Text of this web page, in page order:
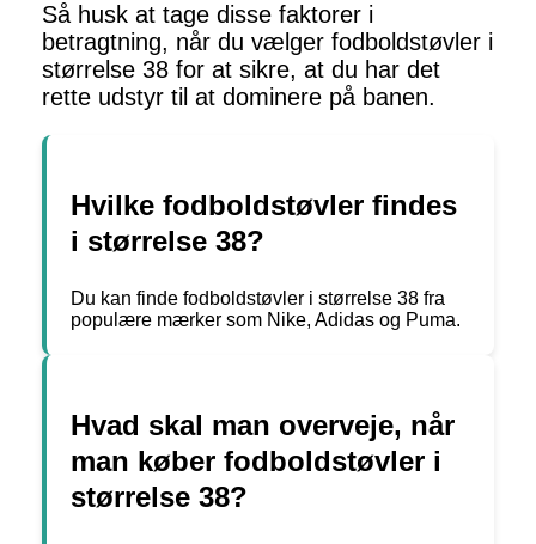
Så husk at tage disse faktorer i
betragtning, når du vælger fodboldstøvler i
størrelse 38 for at sikre, at du har det
rette udstyr til at dominere på banen.
Hvilke fodboldstøvler findes
i størrelse 38?
Du kan finde fodboldstøvler i størrelse 38 fra
populære mærker som Nike, Adidas og Puma.
Hvad skal man overveje, når
man køber fodboldstøvler i
størrelse 38?